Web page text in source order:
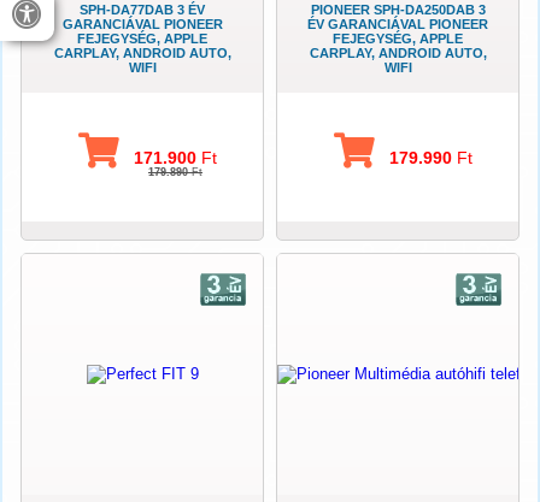
SPH-DA77DAB 3 ÉV
GARANCIÁVAL PIONEER
FEJEGYSÉG, APPLE
CARPLAY, ANDROID AUTO,
WIFI
171.900 Ft
179.890Ft
PIONEER SPH-DA250DAB 3
ÉV GARANCIÁVAL PIONEER
FEJEGYSÉG, APPLE
CARPLAY, ANDROID AUTO,
WIFI
179.990 Ft